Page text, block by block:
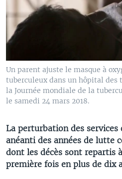
Un parent ajuste le masque à
tuberculeux dans un hôpital des
la Journée mondiale de la
le samedi 24 mars 2018.
La perturbation des services
anéanti des années de lutte
dont les décès sont repartis
première fois en plus de dix